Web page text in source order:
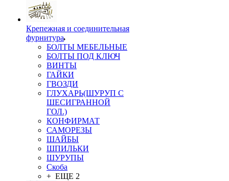
Крепежная и соединительная
фурнитура
БОЛТЫ МЕБЕЛЬНЫЕ
БОЛТЫ ПОД КЛЮЧ
ВИНТЫ
ГАЙКИ
ГВОЗДИ
ГЛУХАРЬ(ШУРУП С
ШЕСИГРАННОЙ
ГОЛ.)
КОНФИРМАТ
САМОРЕЗЫ
ШАЙБЫ
ШПИЛЬКИ
ШУРУПЫ
Скоба
+ ЕЩЕ 2